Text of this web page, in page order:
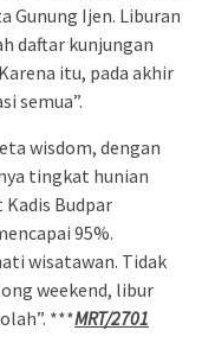
Gunung Ijen. Liburan
daftar kunjungan
itu, pada akhir
semua”.
wisdom, dengan
tingkat hunian
Budpar
95%.
wisatawan. Tidak
weekend, libur
***MRT/2701